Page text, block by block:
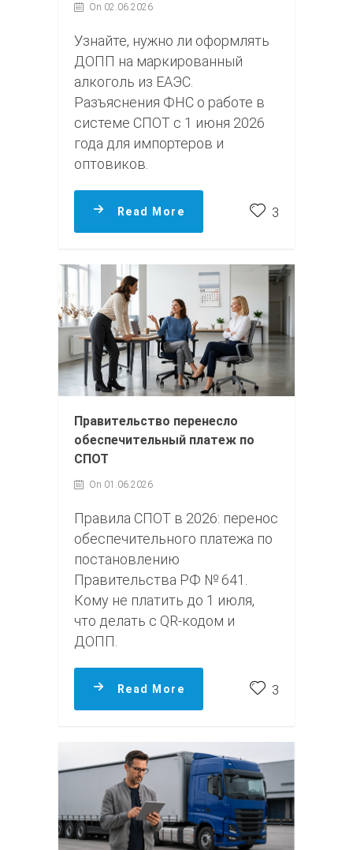
On 02.06.2026
Узнайте, нужно ли оформлять
ДОПП на маркированный
алкоголь из ЕАЭС.
Разъяснения ФНС о работе в
системе СПОТ с 1 июня 2026
года для импортеров и
оптовиков.
Read More 3
Правительство перенесло
обеспечительный платеж по
СПОТ
On 01.06.2026
Правила СПОТ в 2026: перенос
обеспечительного платежа по
постановлению
Правительства РФ № 641.
Кому не платить до 1 июля,
что делать с QR-кодом и
ДОПП.
Read More 3